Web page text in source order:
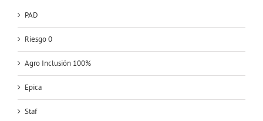
PAD
Riesgo 0
Agro Inclusión 100%
Epica
Staf